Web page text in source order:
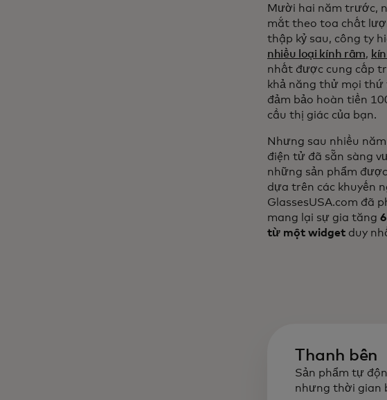
Mười hai năm trước,
mắt theo toa chất
thập kỷ sau, công ty
nhiều loại kính râm,
nhất được cung cấp
khả năng thử mọi
đảm bảo hoàn tiền
cầu thị giác của bạn.
Nhưng sau nhiều
điện tử đã sẵn sàng
những sản phẩm
dựa trên các khuyến
GlassesUSA.com đã
mang lại sự gia tăng
từ một widget duy
Thanh bên
Sản phẩm tự
nhưng thời gian